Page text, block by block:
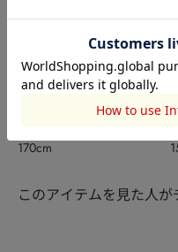
AZUL BY MOUSSY
170cm
このアイテムを見た人